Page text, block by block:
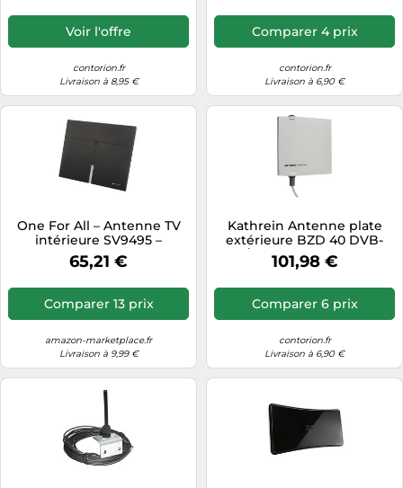
Voir l'offre
contorion.fr
Livraison à 8,95 €
Comparer 4 prix
contorion.fr
Livraison à 6,90 €
One For All – Antenne TV
intérieure SV9495 –
Amplifiée, Filtre 5G, 4K
Ultra HD, Bloque 3G/4G/5G
65,21 €
Comparer 13 prix
amazon-marketplace.fr
Livraison à 9,99 €
Kathrein Antenne plate
extérieure BZD 40 DVB-
T/T2 active 18 dB gris
101,98 €
Comparer 6 prix
contorion.fr
Livraison à 6,90 €